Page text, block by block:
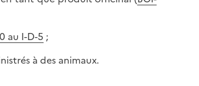
au I-D-5 ;
à des animaux.